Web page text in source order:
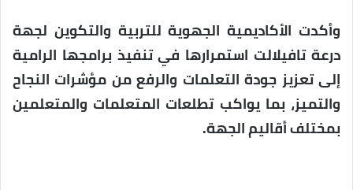
وأكدت الأكاديمية الجهوية للتربية والتكوين لجهة
درعة تافيلالت استمرارها في تنفيذ برامجها الرامية
إلى تعزيز جودة التعلمات والرفع من مؤشرات النجاح
والتميز، بما يواكب تطلعات المتعلمات والمتعلمين
بمختلف أقاليم الجهة.